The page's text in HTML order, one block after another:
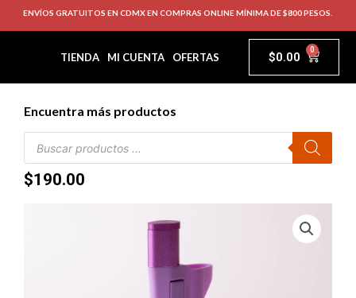
ENVÍOS GRATUITOS EN CDMX EN COMPRAS ONLINE MÍNIMA DE $800 PESOS.
TIENDA MI CUENTA OFERTAS $0.00 0
Encuentra más productos
$190.00